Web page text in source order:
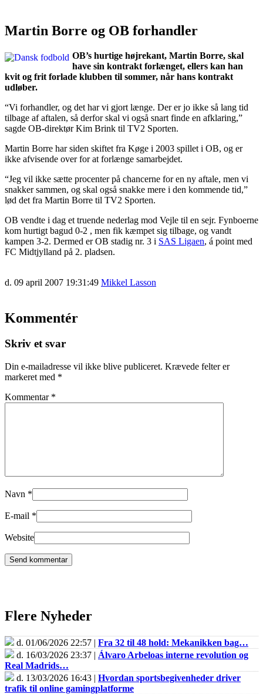
Martin Borre og OB forhandler
OB’s hurtige højrekant, Martin Borre, skal
have sin kontrakt forlænget, ellers kan han
kvit og frit forlade klubben til sommer, når hans kontrakt
udløber.
“Vi forhandler, og det har vi gjort længe. Der er jo ikke så lang tid
tilbage af aftalen, så derfor skal vi også snart finde en afklaring,”
sagde OB-direktør Kim Brink til TV2 Sporten.
Martin Borre har siden skiftet fra Køge i 2003 spillet i OB, og er
ikke afvisende over for at forlænge samarbejdet.
“Jeg vil ikke sætte procenter på chancerne for en ny aftale, men vi
snakker sammen, og skal også snakke mere i den kommende tid,”
lød det fra Martin Borre til TV2 Sporten.
OB vendte i dag et truende nederlag mod Vejle til en sejr. Fynboerne
kom hurtigt bagud 0-2 , men fik kæmpet sig tilbage, og vandt
kampen 3-2. Dermed er OB stadig nr. 3 i SAS Ligaen, á point med
FC Midtjylland på 2. pladsen.
d. 09 april 2007 19:31:49 Mikkel Lasson
Kommentér
Skriv et svar
Din e-mailadresse vil ikke blive publiceret. Krævede felter er
markeret med *
Kommentar *
Navn *
E-mail *
Website
Flere Nyheder
d. 01/06/2026 22:57 | Fra 32 til 48 hold: Mekanikken bag…
d. 16/03/2026 23:37 | Álvaro Arbeloas interne revolution og
Real Madrids…
d. 13/03/2026 16:43 | Hvordan sportsbegivenheder driver
trafik til online gamingplatforme